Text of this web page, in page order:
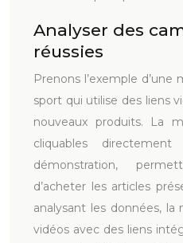
Analyser des
réussies
Prenons l’exemple
sport qui utilise des liens
nouveaux produits. La
cliquables
démonstration,
d’acheter les articles
analysant les données,
vidéos avec des liens